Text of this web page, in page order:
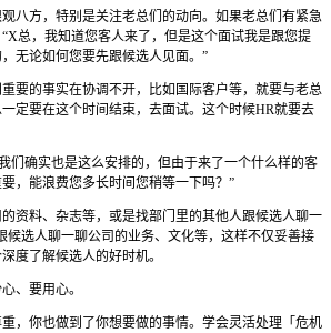
八方，特别是关注老总们的动向。如果老总们有紧急
总，我知道您客人来了，但是这个面试我是跟您提
无论如何您要先跟候选人见面。”
要的事实在协调不开，比如国际客户等，就要与老总
定要在这个时间结束，去面试。这个时候HR就要去
们确实也是这么安排的，但由于来了一个什么样的客
，能浪费您多长时间您稍等一下吗？”
资料、杂志等，或是找部门里的其他人跟候选人聊一
候选人聊一聊公司的业务、文化等，这样不仅妥善接
度了解候选人的好时机。
、要用心。
，你也做到了你想要做的事情。学会灵活处理「危机